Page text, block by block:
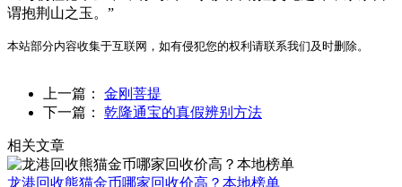
谓抱荆山之玉。”
本站部分内容收集于互联网，如有侵犯您的权利请联系我们及时删除。
上一篇： 金刚菩提
下一篇： 乾隆通宝的真假辨别方法
相关文章
龙港回收熊猫金币哪家回收价高？本地榜单